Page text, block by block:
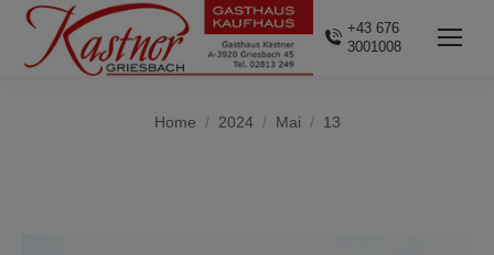
+43 676
3001008
You are here:
Home 2024 Mai 13